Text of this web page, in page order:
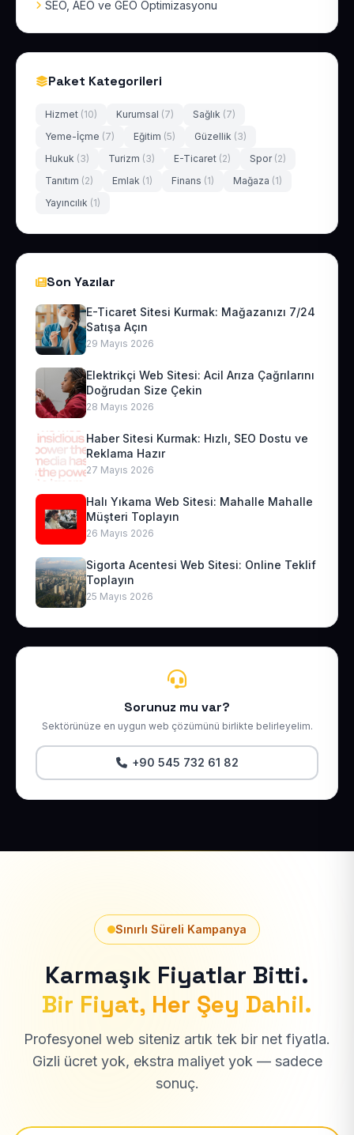
SEO, AEO ve GEO Optimizasyonu
Paket Kategorileri
Hizmet (10) Kurumsal (7) Sağlık (7)
Yeme-İçme (7) Eğitim (5) Güzellik (3)
Hukuk (3) Turizm (3) E-Ticaret (2) Spor (2)
Tanıtım (2) Emlak (1) Finans (1) Mağaza (1)
Yayıncılık (1)
Son Yazılar
E-Ticaret Sitesi Kurmak: Mağazanızı 7/24
Satışa Açın
29 Mayıs 2026
Elektrikçi Web Sitesi: Acil Arıza Çağrılarını
Doğrudan Size Çekin
28 Mayıs 2026
Haber Sitesi Kurmak: Hızlı, SEO Dostu ve
Reklama Hazır
27 Mayıs 2026
Halı Yıkama Web Sitesi: Mahalle Mahalle
Müşteri Toplayın
26 Mayıs 2026
Sigorta Acentesi Web Sitesi: Online Teklif
Toplayın
25 Mayıs 2026
Sorunuz mu var?
Sektörünüze en uygun web çözümünü birlikte belirleyelim.
+90 545 732 61 82
Sınırlı Süreli Kampanya
Karmaşık Fiyatlar Bitti.
Bir Fiyat, Her Şey Dahil.
Profesyonel web siteniz artık tek bir net fiyatla.
Gizli ücret yok, ekstra maliyet yok — sadece
sonuç.